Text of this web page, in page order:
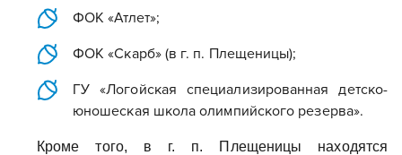
ФОК «Атлет»;
ФОК «Скарб» (в г. п. Плещеницы);
ГУ «Логойская специализированная детско-
юношеская школа олимпийского резерва».
Кроме того, в г. п. Плещеницы находятся